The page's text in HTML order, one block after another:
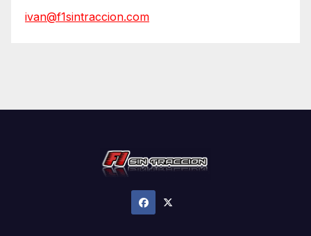
ivan@f1sintraccion.com